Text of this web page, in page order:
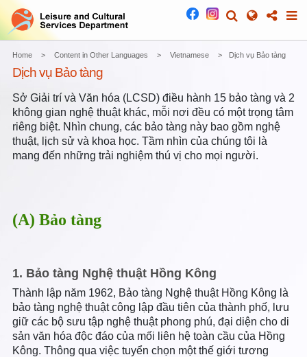
Home Content in Other Languages Vietnamese Dịch vụ Bảo tàng
Dịch vụ Bảo tàng
Sở Giải trí và Văn hóa (LCSD) điều hành 15 bảo tàng và 2
không gian nghệ thuật khác, mỗi nơi đều có một trọng tâm
riêng biệt. Nhìn chung, các bảo tàng này bao gồm nghệ
thuật, lịch sử và khoa học. Tầm nhìn của chúng tôi là
mang đến những trải nghiệm thú vị cho mọi người.
(A) Bảo tàng
1. Bảo tàng Nghệ thuật Hồng Kông
Thành lập năm 1962, Bảo tàng Nghệ thuật Hồng Kông là
bảo tàng nghệ thuật công lập đầu tiên của thành phố, lưu
giữ các bộ sưu tập nghệ thuật phong phú, đại diện cho di
sản văn hóa độc đáo của mối liên hệ toàn cầu của Hồng
Kông. Thông qua việc tuyển chọn một thế giới tương